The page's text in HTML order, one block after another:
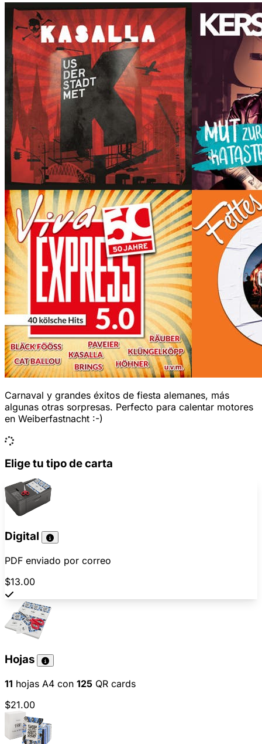
Carnaval y grandes éxitos de fiesta alemanes, más
algunas otras sorpresas. Perfecto para calentar motores
en Weiberfastnacht :-)
Elige tu tipo de carta
Digital
PDF enviado por correo
$13.00
Hojas
11 hojas A4 con 125 QR cards
$21.00